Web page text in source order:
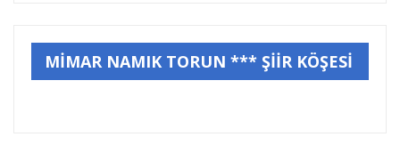
MİMAR NAMIK TORUN *** ŞİİR KÖŞESİ